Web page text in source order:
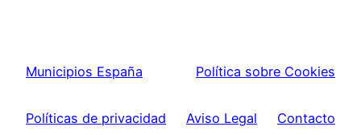
Municipios España Política sobre Cookies
Políticas de privacidad Aviso Legal Contacto